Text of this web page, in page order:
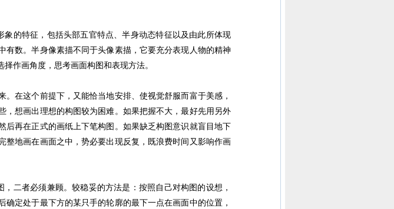
的特征，包括头部五官特点、半身动态特征以及由此所体现
数。半身像素描不同于头像素描，它要充分表现人物的精神
作画角度，思考画面构图和表现方法。
在这个前提下，又能恰当地安排、使视觉舒服而富于美感，
想画出理想的构图较为困难。如果把握不大，最好先用另外
再在正式的画纸上下笔构图。如果缺乏构图意识就盲目地下
地画在画面之中，势必要出现反复，既浪费时间又影响作画
二者必须兼顾。较稳妥的方法是：按照自己对构图的设想，
定处于最下方的某只手的轮廓的最下一点在画面中的位置，